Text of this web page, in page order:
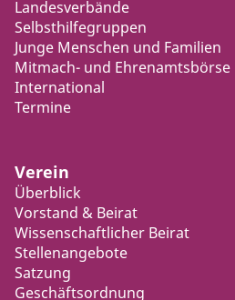
Landesverbände
Selbsthilfegruppen
Junge Menschen und Familien
Mitmach- und Ehrenamtsbörse
International
Termine
Verein
Überblick
Vorstand & Beirat
Wissenschaftlicher Beirat
Stellenangebote
Satzung
Geschäftsordnung